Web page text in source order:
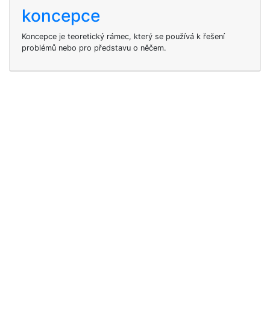
koncepce
Koncepce je teoretický rámec, který se používá k řešení
problémů nebo pro představu o něčem.